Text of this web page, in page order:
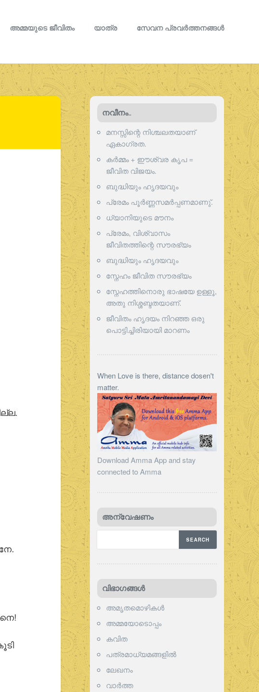
അമ്മയുടെ ജീവിതം യാത്ര സേവന പ്രവര്‍ത്തനങ്ങള്‍
നവീനം..
മനസ്സിന്റെ നിശ്ചലതയാണ്
ഏകാഗ്രത.
കർമ്മം + ഈശ്വര കൃപ =
ജീവിത വിജയം.
ബുദ്ധിയും ഹൃദയവും
പ്രേമം പൂര്‍ണ്ണസമര്‍പ്പണമാണു്.
ധ്യാനിയുടെ മൗനം
പ്രേമം, വിശ്വാസം
ജീവിതത്തിന്റെ സൗരഭ്യം
ബുദ്ധിയും ഹൃദയവും
സ്നേഹം ജീവിത സൗരഭ്യം
സ്നേഹത്തിനൊരു ഭാഷയേ ഉള്ളൂ,
അതു നിശ്ശബ്ദതയാണ്.
ജീവിതം ഹൃദയം നിറഞ്ഞ ഒരു
പൊട്ടിച്ചിരിയായി മാറണം
When Love is there, distance dosen't
matter.
Download Amma App and stay
connected to Amma
അന്വേഷണം
വിഭാഗങ്ങള്‍
അമൃതമൊഴികള്‍
അമ്മയോടൊപ്പം
കവിത
പത്രമാധ്യമങ്ങളില്‍
ലേഖനം
വാര്‍ത്ത